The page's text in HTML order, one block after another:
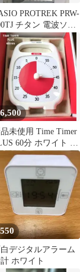
PROTREK PRW-
チタン 電波ソー
ー 腕時計
6,500
未使用 Time Timer
60分 ホワイト ビ
アルタイマー
550
デジタルアラーム
ホワイト